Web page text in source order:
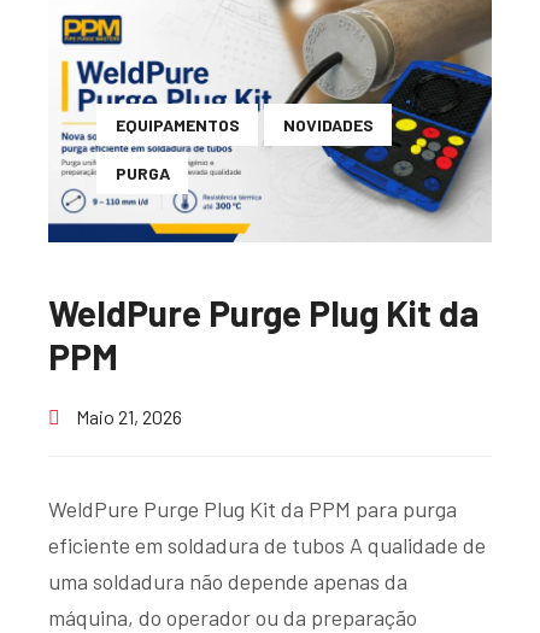
EQUIPAMENTOS NOVIDADES
PURGA
WeldPure Purge Plug Kit da
PPM
Maio 21, 2026
WeldPure Purge Plug Kit da PPM para purga
eficiente em soldadura de tubos A qualidade de
uma soldadura não depende apenas da
máquina, do operador ou da preparação